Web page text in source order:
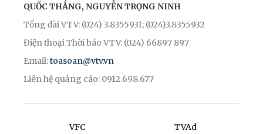
QUỐC THẮNG, NGUYỄN TRỌNG NINH
Tổng đài VTV: (024) 3.8355931; (024)3.8355932
Điện thoại Thời báo VTV: (024) 66897 897
Email:toasoan@vtv.vn
Liên hệ quảng cáo: 0912.698.677
VFC TVAd